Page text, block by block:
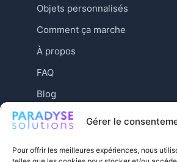
Gérer le
Pour offrir les meilleures expériences, nous
Objets personnalisés
Comment ça marche
À propos
FAQ
Blog
Contact